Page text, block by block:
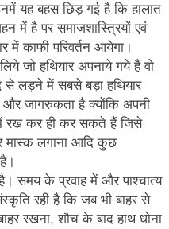
यह बहस छिड़ गई है कि हालात
में है पर समाजशास्त्रियों एवं
में काफी परिवर्तन आयेगा।
जो हथियार अपनाये गये हैं वो
से लड़ने में सबसे बड़ा हथियार
और जागरुकता है क्योंकि अपनी
में रख कर ही कर सकते हैं जिसे
मास्क लगाना आदि कुछ
समय के प्रवाह में और पाश्चात्य
रही है कि जब भी बाहर से
रखना, शौच के बाद हाथ धोना